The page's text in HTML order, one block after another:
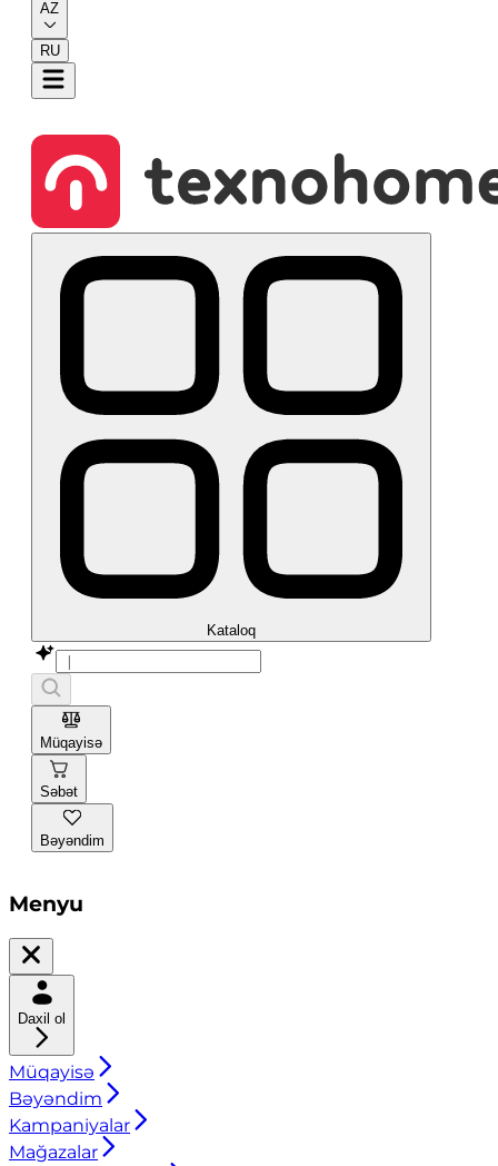
AZ
RU
Kataloq
Müqayisə
Səbət
Bəyəndim
Menyu
Daxil ol
Müqayisə
Bəyəndim
Kampaniyalar
Mağazalar